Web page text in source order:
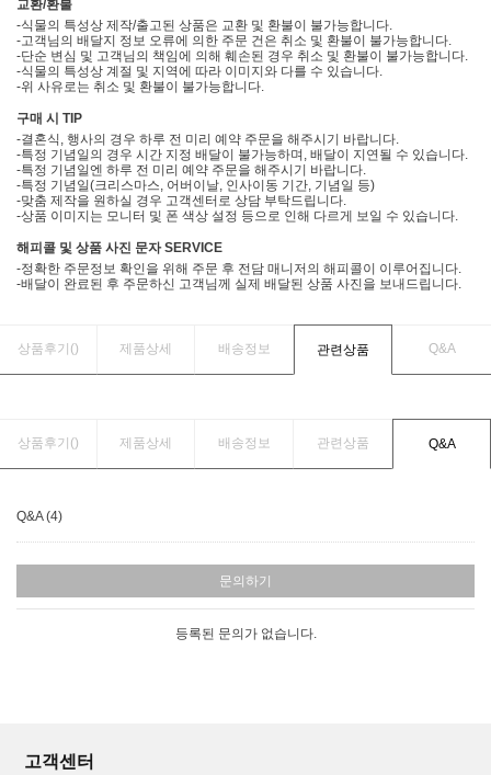
교환/환불
-식물의 특성상 제작/출고된 상품은 교환 및 환불이 불가능합니다.
-고객님의 배달지 정보 오류에 의한 주문 건은 취소 및 환불이 불가능합니다.
-단순 변심 및 고객님의 책임에 의해 훼손된 경우 취소 및 환불이 불가능합니다.
-식물의 특성상 계절 및 지역에 따라 이미지와 다를 수 있습니다.
-위 사유로는 취소 및 환불이 불가능합니다.
구매 시 TIP
-결혼식, 행사의 경우 하루 전 미리 예약 주문을 해주시기 바랍니다.
-특정 기념일의 경우 시간 지정 배달이 불가능하며, 배달이 지연될 수 있습니다.
-특정 기념일엔 하루 전 미리 예약 주문을 해주시기 바랍니다.
-특정 기념일(크리스마스, 어버이날, 인사이동 기간, 기념일 등)
-맞춤 제작을 원하실 경우 고객센터로 상담 부탁드립니다.
-상품 이미지는 모니터 및 폰 색상 설정 등으로 인해 다르게 보일 수 있습니다.
해피콜 및 상품 사진 문자 SERVICE
-정확한 주문정보 확인을 위해 주문 후 전담 매니저의 해피콜이 이루어집니다.
-배달이 완료된 후 주문하신 고객님께 실제 배달된 상품 사진을 보내드립니다.
상품후기() 제품상세 배송정보 관련상품 Q&A
상품후기() 제품상세 배송정보 관련상품 Q&A
Q&A (4)
문의하기
등록된 문의가 없습니다.
고객센터